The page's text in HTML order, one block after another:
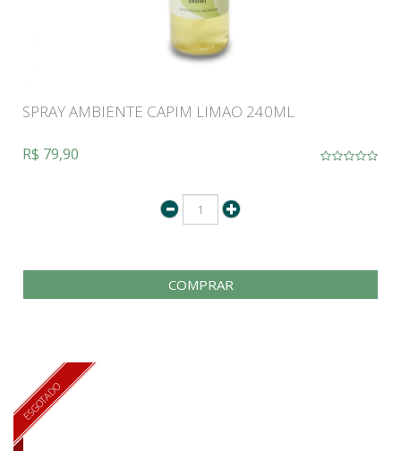
SPRAY AMBIENTE CAPIM LIMAO 240ML
R$ 79,90
COMPRAR
ESGOTADO